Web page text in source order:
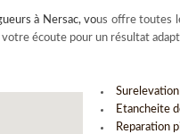
à Nersac, vous offre toutes
écoute pour un résultat
Etancheite
Reparation